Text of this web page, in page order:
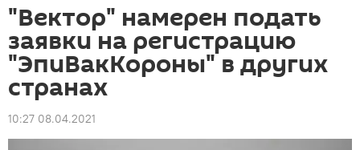
"Вектор" намерен подать
заявки на регистрацию
"ЭпиВакКороны" в других
странах
10:27 08.04.2021